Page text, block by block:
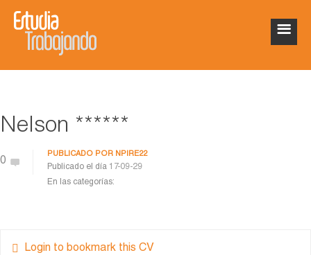
Nelson ******
0
PUBLICADO POR NPIRE22
Publicado el día 17-09-29
En las categorías:
Login to bookmark this CV